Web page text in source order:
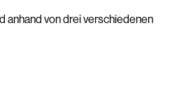
anhand von drei verschiedenen